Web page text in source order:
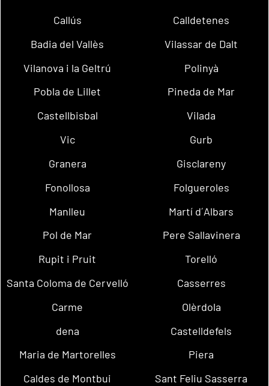
Callús
Calldetenes
Badia del Vallès
Vilassar de Dalt
Vilanova i la Geltrú
Polinyà
Pobla de Lillet
Pineda de Mar
Castellbisbal
Vilada
Vic
Gurb
Granera
Gisclareny
Fonollosa
Folgueroles
Manlleu
Martí d´Albars
Pol de Mar
Pere Sallavinera
Rupit i Pruit
Torelló
Santa Coloma de Cervelló
Casserres
Carme
Olèrdola
dena
Castelldefels
Maria de Martorelles
Piera
Caldes de Montbui
Sant Feliu Sasserra